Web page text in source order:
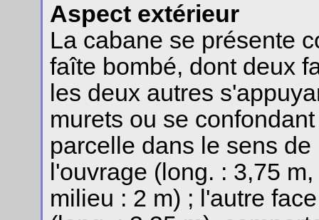
Aspect extérieur
La cabane se présente
faîte bombé, dont deux
les deux autres
murets ou se
parcelle dans le sens
l'ouvrage (long. : 3,75
milieu : 2 m) ; l'autre